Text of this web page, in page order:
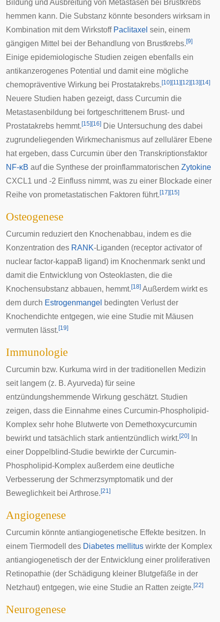
Bildung und Ausbreitung von Metastasen bei Brustkrebs
hemmen kann. Die Substanz könnte besonders wirksam in
Kombination mit dem Wirkstoff Paclitaxel sein, einem
gängigen Mittel bei der Behandlung von Brustkrebs. [9]
Einige epidemiologische Studien zeigen ebenfalls ein
antikanzerogenes Potential und damit eine mögliche
chemopräventive Wirkung bei Prostatakrebs. [10] [11] [12] [13] [14]
Neuere Studien haben gezeigt, dass Curcumin die
Metastasenbildung bei fortgeschrittenem Brust- und
Prostatakrebs hemmt. [15] [16] Die Untersuchung des dabei
zugrundeliegenden Wirkmechanismus auf zellulärer Ebene
hat ergeben, dass Curcumin über den Transkriptionsfaktor
NF-κB auf die Synthese der proinflammatorischen Zytokine
CXCL1 und -2 Einfluss nimmt, was zu einer Blockade einer
Reihe von prometastatischen Faktoren führt. [17] [15]
Osteogenese
Curcumin reduziert den Knochenabbau, indem es die
Konzentration des RANK-Liganden (receptor activator of
nuclear factor-kappaB ligand) im Knochenmark senkt und
damit die Entwicklung von Osteoklasten, die die
Knochensubstanz abbauen, hemmt. [18] Außerdem wirkt es
dem durch Estrogenmangel bedingten Verlust der
Knochendichte entgegen, wie eine Studie mit Mäusen
vermuten lässt. [19]
Immunologie
Curcumin bzw. Kurkuma wird in der traditionellen Medizin
seit langem (z. B. Ayurveda) für seine
entzündungshemmende Wirkung geschätzt. Studien
zeigen, dass die Einnahme eines Curcumin-Phospholipid-
Komplex sehr hohe Blutwerte von Demethoxycurcumin
bewirkt und tatsächlich stark antientzündlich wirkt. [20]
In
einer Doppelblind-Studie bewirkte der Curcumin-
Phospholipid-Komplex außerdem eine deutliche
Verbesserung der Schmerzsymptomatik und der
Beweglichkeit bei Arthrose. [21]
Angiogenese
Curcumin könnte antiangiogenetische Effekte besitzen. In
einem Tiermodell des Diabetes mellitus wirkte der Komplex
antiangiogenetisch der der Entwicklung einer proliferativen
Retinopathie (der Schädigung kleiner Blutgefäße in der
Netzhaut) entgegen, wie eine Studie an Ratten zeigte. [22]
Neurogenese